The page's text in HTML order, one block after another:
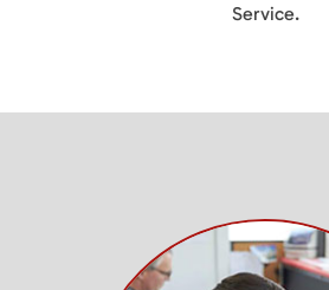
Service.